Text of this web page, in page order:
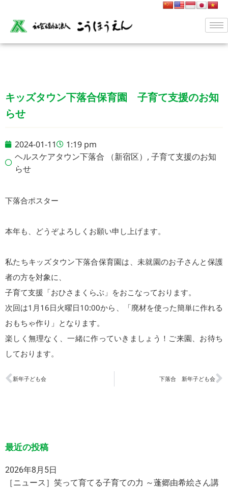
キッズタウン下落合保育園 子育て支援のお知
らせ
2024-01-11
1:19 pm
ヘルスケアタウン下落合 （新宿区） , 子育て支援のお知
らせ
下落合ポスター
本年も、どうぞよろしくお願い申し上げます。
私たちキッズタウン下落合保育園は、未就園のお子さんと保護
者の方を対象に、
子育て支援「おひさまくらぶ」をおこなっております。
次回は1月16日火曜日10:00から、「廃材を使った簡単に作れる
おもちゃ作り」となります。
楽しく無理なく、一緒に作っていきましょう！ご来園、お待ち
しております。
新年子ども会 下落合 新年子ども会
最近の投稿
2026年8月5日
［ニュース］笑って育てる子育ての力 ～蓬郷由希絵さん講